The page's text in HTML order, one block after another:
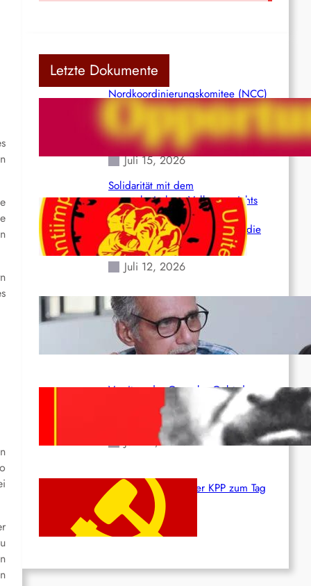
Letzte Dokumente
Nordkoordinierungskomitee (NCC)
der Kommunistischen Partei Indiens
(Maoistisch): Postmoderner
Opportunismus
Juli 15, 2026
Solidarität mit dem
venezolanischem Volk angesichts
der verlorenen Leben und der
katastrophalen Situation durch die
Erdbeben des 24. Juni!
Juli 12, 2026
Indien: „Die Politik der
Kapitulation“ von K. Murali (Ajith)
Juli 1, 2026
Vorsitzender Gonzalo: Gebt das
Leben für die Partei und die
Juni 19, 2026
Beschluss des ZK der KPP zum Tag
des Heldentums
Juni 19, 2026